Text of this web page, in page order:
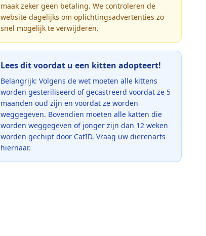
maak zeker geen betaling. We controleren de
website dagelijks om oplichtingsadvertenties zo
snel mogelijk te verwijderen.
Lees dit voordat u een kitten adopteert!
Belangrijk: Volgens de wet moeten alle kittens
worden gesteriliseerd of gecastreerd voordat ze 5
maanden oud zijn en voordat ze worden
weggegeven. Bovendien moeten alle katten die
worden weggegeven of jonger zijn dan 12 weken
worden gechipt door CatID. Vraag uw dierenarts
hiernaar.